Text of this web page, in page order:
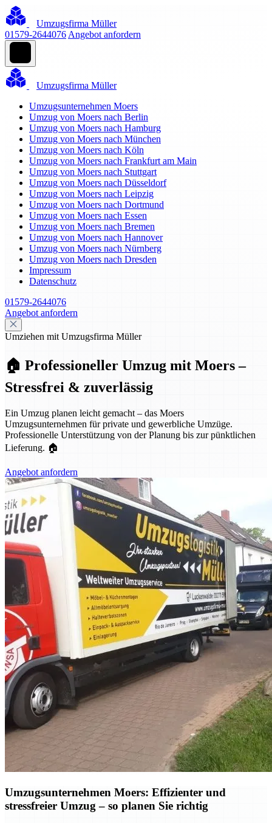
Umzugsfirma Müller
01579-2644076 Angebot anfordern
Umzugsfirma Müller
Umzugsunternehmen Moers
Umzug von Moers nach Berlin
Umzug von Moers nach Hamburg
Umzug von Moers nach München
Umzug von Moers nach Köln
Umzug von Moers nach Frankfurt am Main
Umzug von Moers nach Stuttgart
Umzug von Moers nach Düsseldorf
Umzug von Moers nach Leipzig
Umzug von Moers nach Dortmund
Umzug von Moers nach Essen
Umzug von Moers nach Bremen
Umzug von Moers nach Hannover
Umzug von Moers nach Nürnberg
Umzug von Moers nach Dresden
Impressum
Datenschutz
01579-2644076
Angebot anfordern
Umziehen mit Umzugsfirma Müller
🏠 Professioneller Umzug mit Moers –
Stressfrei & zuverlässig
Ein Umzug planen leicht gemacht – das Moers
Umzugsunternehmen für private und gewerbliche Umzüge.
Professionelle Unterstützung von der Planung bis zur pünktlichen
Lieferung. 🏠
Angebot anfordern
Umzugsunternehmen Moers: Effizienter und
stressfreier Umzug – so planen Sie richtig